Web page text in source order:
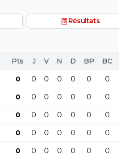
Résultats
Pts J V N D BP BC
0 0 0 0 0 0 0
0 0 0 0 0 0 0
0 0 0 0 0 0 0
0 0 0 0 0 0 0
0 0 0 0 0 0 0